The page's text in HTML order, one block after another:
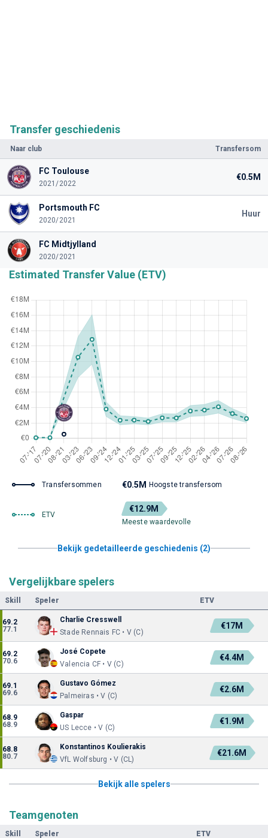
Transfer geschiedenis
Naar club Transfersom
FC Toulouse
2021/2022
€0.5M
Portsmouth FC
2020/2021
Huur
FC Midtjylland
2020/2021
Estimated Transfer Value (ETV)
Transfersommen €0.5M Hoogste transfersom
ETV
€12.9M
Meeste waardevolle
Bekijk gedetailleerde geschiedenis (2)
Vergelijkbare spelers
Skill Speler ETV
69.2
77.1
Charlie Cresswell
Stade Rennais FC • V (C)
€17M
69.2
70.6
José Copete
Valencia CF • V (C)
€4.4M
69.1
69.6
Gustavo Gómez
Palmeiras • V (C)
€2.6M
68.9
68.9
Gaspar
US Lecce • V (C)
€1.9M
68.8
80.7
Konstantinos Koulierakis
VfL Wolfsburg • V (CL)
€21.6M
Bekijk alle spelers
Teamgenoten
Skill Speler ETV